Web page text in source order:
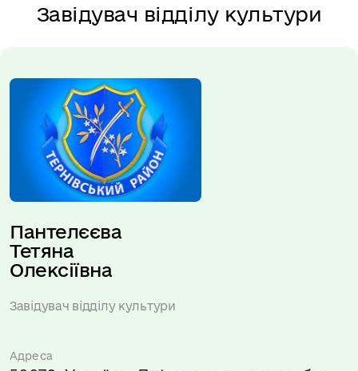
Завідувач відділу культури
Пантелєєва
Тетяна
Олексіївна
Завідувач відділу культури
Адреса